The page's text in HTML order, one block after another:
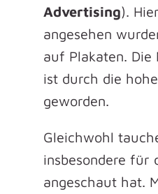
Advertising).
angesehen
auf Plakaten. Die
ist durch die
geworden.
Gleichwohl
insbesondere für
angeschaut hat.